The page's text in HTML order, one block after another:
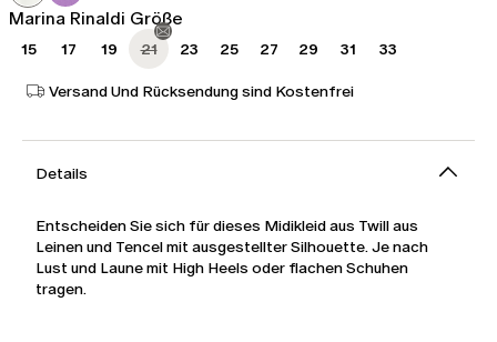
Marina Rinaldi Größe
15 17 19 21 23 25 27 29 31 33
Versand Und Rücksendung sind Kostenfrei
Details
Entscheiden Sie sich für dieses Midikleid aus Twill aus
Leinen und Tencel mit ausgestellter Silhouette. Je nach
Lust und Laune mit High Heels oder flachen Schuhen
tragen.